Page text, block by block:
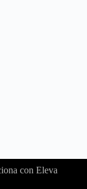
con Eleva